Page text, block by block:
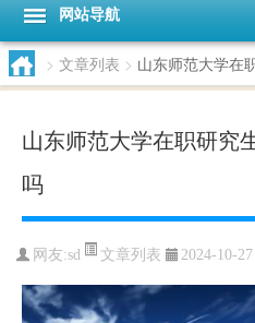
网站导航
> 文章列表 > 山东师范大学在
山东师范大学在职研究
吗
网友:sd 文章列表 2024-10-